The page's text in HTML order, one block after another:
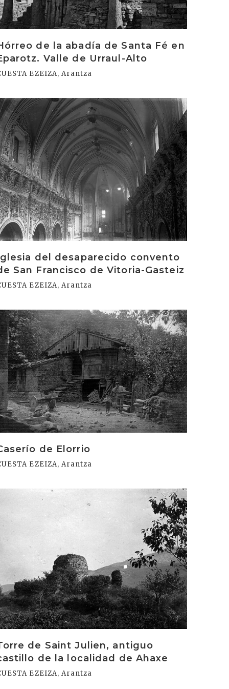
de la abadía de Santa Fé en
Valle de Urraul-Alto
EZEIZA, Arantza
del desaparecido convento
San Francisco de Vitoria-Gasteiz
EZEIZA, Arantza
de Elorrio
EZEIZA, Arantza
de Saint Julien, antiguo
de la localidad de Ahaxe
EZEIZA, Arantza